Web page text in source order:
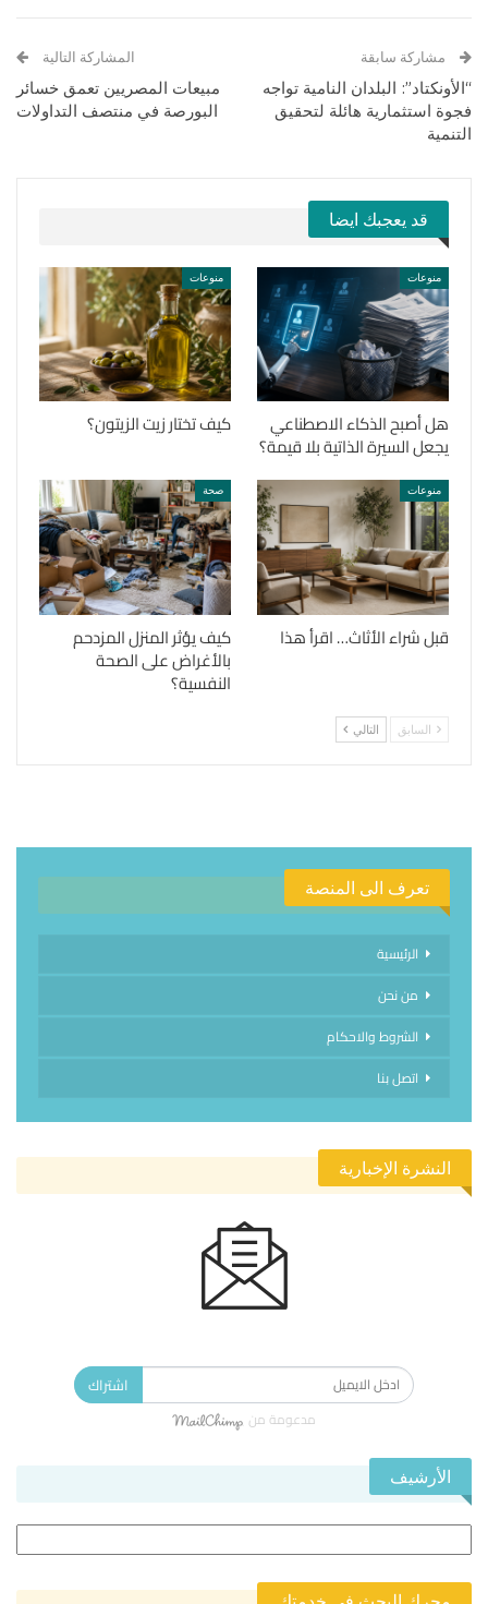
مشاركة سابقة
“الأونكتاد”: البلدان النامية تواجه
فجوة استثمارية هائلة لتحقيق
التنمية
المشاركة التالية
مبيعات المصريين تعمق خسائر
البورصة في منتصف التداولات
قد يعجبك ايضا
منوعات
هل أصبح الذكاء الاصطناعي
يجعل السيرة الذاتية بلا قيمة؟
منوعات
كيف تختار زيت الزيتون؟
منوعات
قبل شراء الأثاث… اقرأ هذا
صحة
كيف يؤثر المنزل المزدحم
بالأغراض على الصحة
النفسية؟
السابق التالي
تعرف الى المنصة
الرئيسية
من نحن
الشروط والاحكام
اتصل بنا
النشرة الإخبارية
اشتراك
مدعومة من
الأرشيف